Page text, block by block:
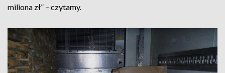
miliona zł” – czytamy.